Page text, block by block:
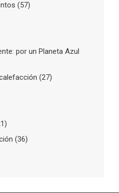
(57)
por un Planeta Azul
(27)
(36)